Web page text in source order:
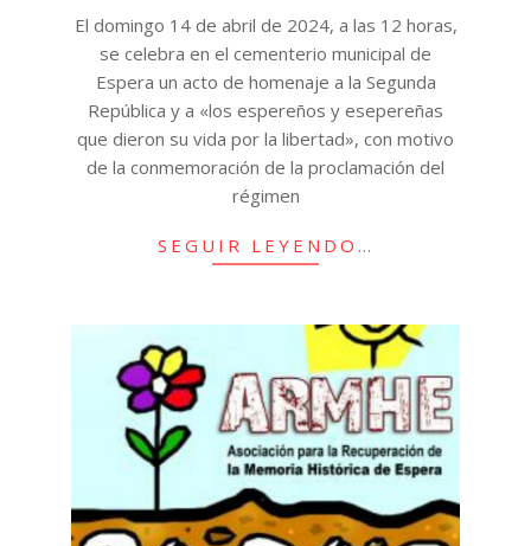
09
El domingo 14 de abril de 2024, a las 12 horas,
se celebra en el cementerio municipal de
Espera un acto de homenaje a la Segunda
República y a «los espereños y esepereñas
que dieron su vida por la libertad», con motivo
de la conmemoración de la proclamación del
régimen
SEGUIR LEYENDO…